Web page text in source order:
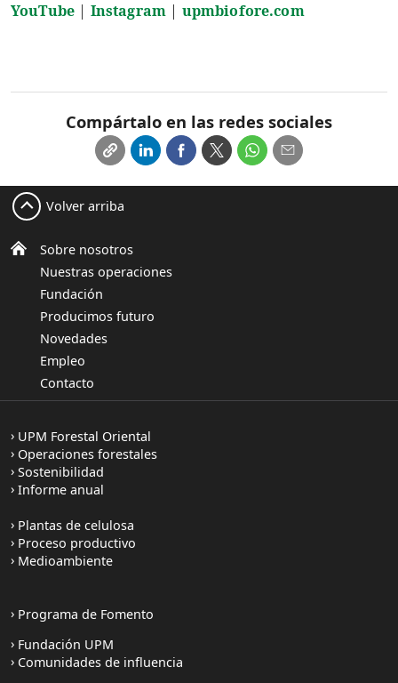
YouTube | Instagram | upmbiofore.com
Compártalo en las redes sociales
Sobre nosotros
Nuestras operaciones
Fundación
Producimos futuro
Novedades
Empleo
Contacto
Volver arriba
UPM Forestal Oriental
Operaciones forestales
Sostenibilidad
Informe anual
Plantas de celulosa
Proceso productivo
Medioambiente
Programa de Fomento
Fundación UPM
Comunidades de influencia